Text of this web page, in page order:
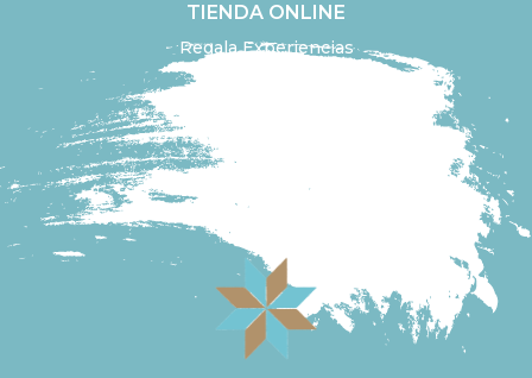
TIENDA ONLINE
Regala Experiencias
Ir a la tienda online